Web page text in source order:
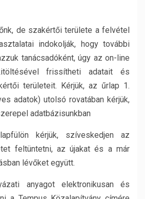
de szakértői területe a felvétel
indokolják, hogy további
tanácsadóként, úgy az on-line
frissítheti adatait és
területeit. Kérjük, az űrlap 1.
adatok) utolsó rovatában kérjük,
adatbázisunkban
kérjük, szíveskedjen az
feltüntetni, az újakat és a már
lévőket együtt.
anyagot elektronikusan és